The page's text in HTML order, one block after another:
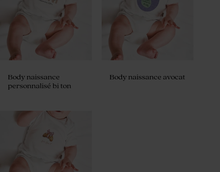
Body naissance
personnalisé bi ton
Body naissance avocat